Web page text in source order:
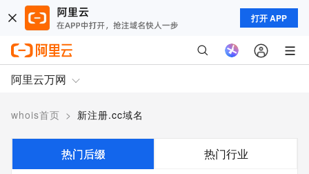
打开 APP
阿里云万网
whois首页 > 新注册.cc域名
热门后缀 热门行业